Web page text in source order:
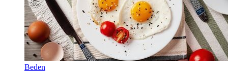
Beden